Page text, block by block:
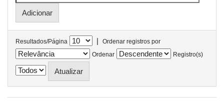
Resultados/Página |
Ordenar registros por
Ordenar
Registro(s)